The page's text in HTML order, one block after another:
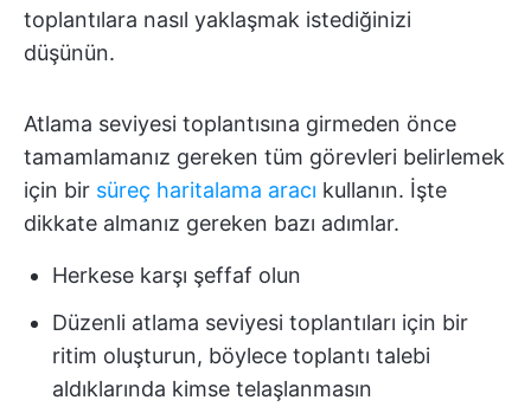
toplantılara nasıl yaklaşmak istediğinizi
düşünün.
Atlama seviyesi toplantısına girmeden önce
tamamlamanız gereken tüm görevleri belirlemek
için bir süreç haritalama aracı kullanın. İşte
dikkate almanız gereken bazı adımlar.
Herkese karşı şeffaf olun
Düzenli atlama seviyesi toplantıları için bir
ritim oluşturun, böylece toplantı talebi
aldıklarında kimse telaşlanmasın